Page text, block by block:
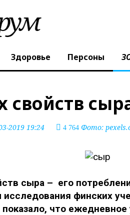
Здоровье Персоны
свойств
2019 19:24 4 764 Фото:
сыра – его
финских
что